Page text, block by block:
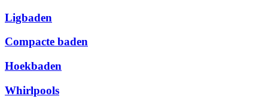
Ligbaden
Compacte baden
Hoekbaden
Whirlpools